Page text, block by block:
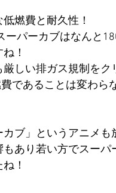
燃費と耐久性！
ーパーカブはなんと
！
しい排ガス規制を
であることは変わら
カブ」というアニメ
あり若い方でスー
！